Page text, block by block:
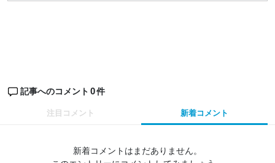
記事へのコメント 0件
注目コメント 新着コメント
新着コメントはまだありません。